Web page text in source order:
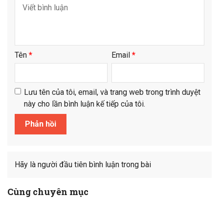
Tên * Email *
Lưu tên của tôi, email, và trang web trong trình duyệt
này cho lần bình luận kế tiếp của tôi.
Hãy là người đầu tiên bình luận trong bài
Cùng chuyên mục